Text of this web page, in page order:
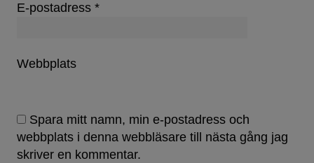
E-postadress *
Webbplats
Spara mitt namn, min e-postadress och
webbplats i denna webbläsare till nästa gång jag
skriver en kommentar.